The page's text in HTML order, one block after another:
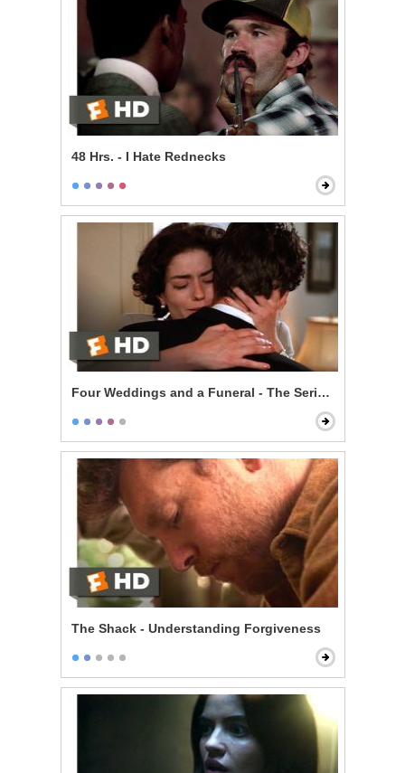
48 Hrs. - I Hate Rednecks
Four Weddings and a Funeral - The Serial
The Shack - Understanding Forgiveness